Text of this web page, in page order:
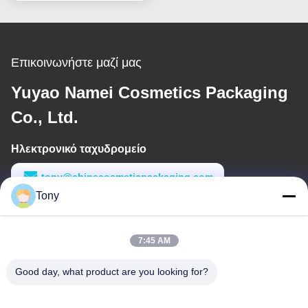
Επικοινωνήστε μαζί μας
Yuyao Namei Cosmetics Packaging
Co., Ltd.
Ηλεκτρονικό ταχυδρομείο
tony@chinacosmeticpackaging.com
Εργασιακό χρόνο
Tony
7:45 AM
Good day, what product are you looking for?